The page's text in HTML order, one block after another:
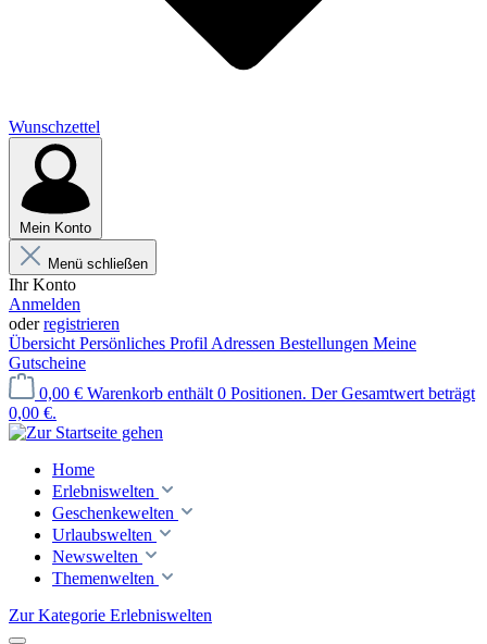
Wunschzettel
Mein Konto
Menü schließen
Ihr Konto
Anmelden
oderregistrieren
Übersicht Persönliches Profil Adressen Bestellungen Meine
Gutscheine
0,00 € Warenkorb enthält 0 Positionen. Der Gesamtwert beträgt
0,00 €.
Home
Erlebniswelten
Geschenkewelten
Urlaubswelten
Newswelten
Themenwelten
Zur Kategorie Erlebniswelten